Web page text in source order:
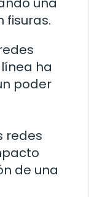
fisuras.
ha
poder
redes
de una